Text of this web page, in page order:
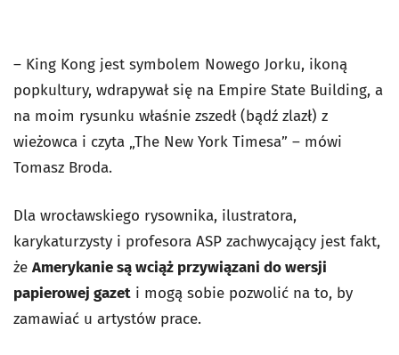
– King Kong jest symbolem Nowego Jorku, ikoną
popkultury, wdrapywał się na Empire State Building, a
na moim rysunku właśnie zszedł (bądź zlazł) z
wieżowca i czyta „The New York Timesa” – mówi
Tomasz Broda.
Dla wrocławskiego rysownika, ilustratora,
karykaturzysty i profesora ASP zachwycający jest fakt,
że Amerykanie są wciąż przywiązani do wersji
papierowej gazet i mogą sobie pozwolić na to, by
zamawiać u artystów prace.